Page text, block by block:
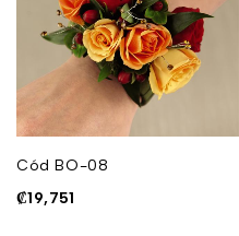
Cód BO-08
₡19,751